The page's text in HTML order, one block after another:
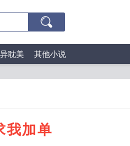
耽美 其他小说
我加单